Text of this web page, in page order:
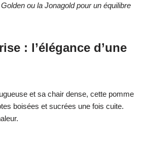
ou la Jonagold pour un équilibre
: l’élégance d’une
et sa chair dense, cette pomme
boisées et sucrées une fois cuite.